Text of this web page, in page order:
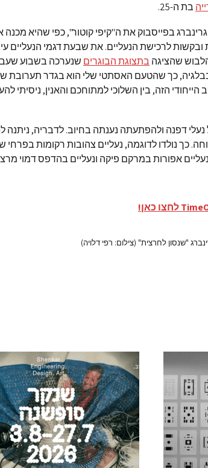
בת ה-25.
בפייסבוק את ה"קיפי קוטור", כפי שהיא מכנה
לרכישת הנעליים. את שבעת דגמי הנעליים
שהציגה בתצוגת הבוגרים שנערכה בשבוע
כך שהטעם האסתטי שלי הוא בגדר תערובת
הזה, בין השלוכי למתוחכם והאנין, ניסיתי
דפנה ולהפתעתה נענתה בחיוב. לדבריה, ניתנה
כך נולדו לדוגמה, נעליים צהובות רקומות בפרחי
נעליים אפורות במרקם פיקה ונעליים בהדפס דמוי
"שנסון לחרצית" (צילום: רפי דלויה)